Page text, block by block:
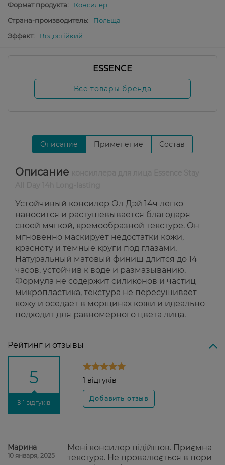
Формат продукта:
Консилер
Страна-производитель:
Польща
Эффект:
Водостійкий
ESSENCE
Все товары бренда
Описание Применение Состав
Описание
Устойчивый консилер Ол Дэй 14ч легко
наносится и растушевывается благодаря
своей мягкой, кремообразной текстуре. Он
мгновенно маскирует недостатки кожи,
красноту и темные круги под глазами.
Натуральный матовый финиш длится до 14
часов, устойчив к воде и размазыванию.
Формула не содержит силиконов и частиц
микропластика, текстура не пересушивает
кожу и оседает в морщинах кожи и идеально
подходит для равномерного цвета лица.
Рейтинг и отзывы
5
З 1 відгуків
1 відгуків
Марина
10 января, 2025
Мені консилер підійшов. Приємна
текстура. Не провалюється в пори